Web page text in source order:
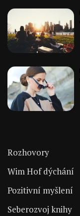
Rozhovory
Wim Hof dýchání
Pozitivní myšlení
Seberozvoj knihy